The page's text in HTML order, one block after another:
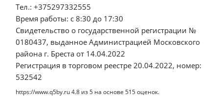
Тел.: +375297332555
Время работы: с 8:30 до 17:30
Свидетельство о государственной регистрации №
0180437, выданное Администрацией Московского
района г. Бреста от 14.04.2022
Регистрация в торговом реестре 20.04.2022, номер:
532542
https://www.q5by.ru4.8 из5 на основе 515оценок.